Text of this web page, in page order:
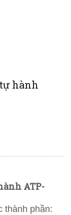
hành
ATP-
thành phần: